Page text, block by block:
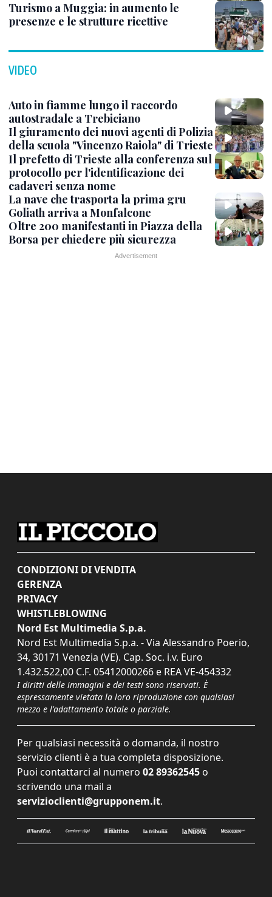
Turismo a Muggia: in aumento le
presenze e le strutture ricettive
VIDEO
Auto in fiamme lungo il raccordo
autostradale a Trebiciano
Il giuramento dei nuovi agenti di Polizia
della scuola "Vincenzo Raiola" di Trieste
Il prefetto di Trieste alla conferenza sul
protocollo per l'identificazione dei
cadaveri senza nome
La nave che trasporta la prima gru
Goliath arriva a Monfalcone
Oltre 200 manifestanti in Piazza della
Borsa per chiedere più sicurezza
CONDIZIONI DI VENDITA
GERENZA
PRIVACY
WHISTLEBLOWING
Nord Est Multimedia S.p.a.
Nord Est Multimedia S.p.a. - Via Alessandro Poerio,
34, 30171 Venezia (VE). Cap. Soc. i.v. Euro
1.432.522,00 C.F. 05412000266 e REA VE-454332
I diritti delle immagini e dei testi sono riservati. È
espressamente vietata la loro riproduzione con qualsiasi
mezzo e l'adattamento totale o parziale.
Per qualsiasi necessità o domanda, il nostro
servizio clienti è a tua completa disposizione.
Puoi contattarci al numero 02 89362545 o
scrivendo una mail a
servizioclienti@grupponem.it.